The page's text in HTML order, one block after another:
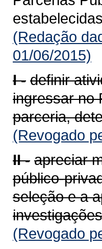
(Redação
01/06/2015)
I - definir
ingressar no
parceria,
(Revogado
II - apreciar
público-
seleção e a
(Revogado